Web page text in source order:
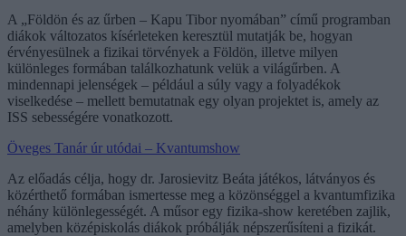
A „Földön és az űrben – Kapu Tibor nyomában” című programban
diákok változatos kísérleteken keresztül mutatják be, hogyan
érvényesülnek a fizikai törvények a Földön, illetve milyen
különleges formában találkozhatunk velük a világűrben. A
mindennapi jelenségek – például a súly vagy a folyadékok
viselkedése – mellett bemutatnak egy olyan projektet is, amely az
ISS sebességére vonatkozott.
Öveges Tanár úr utódai – Kvantumshow
Az előadás célja, hogy dr. Jarosievitz Beáta játékos, látványos és
közérthető formában ismertesse meg a közönséggel a kvantumfizika
néhány különlegességét. A műsor egy fizika-show keretében zajlik,
amelyben középiskolás diákok próbálják népszerűsíteni a fizikát.